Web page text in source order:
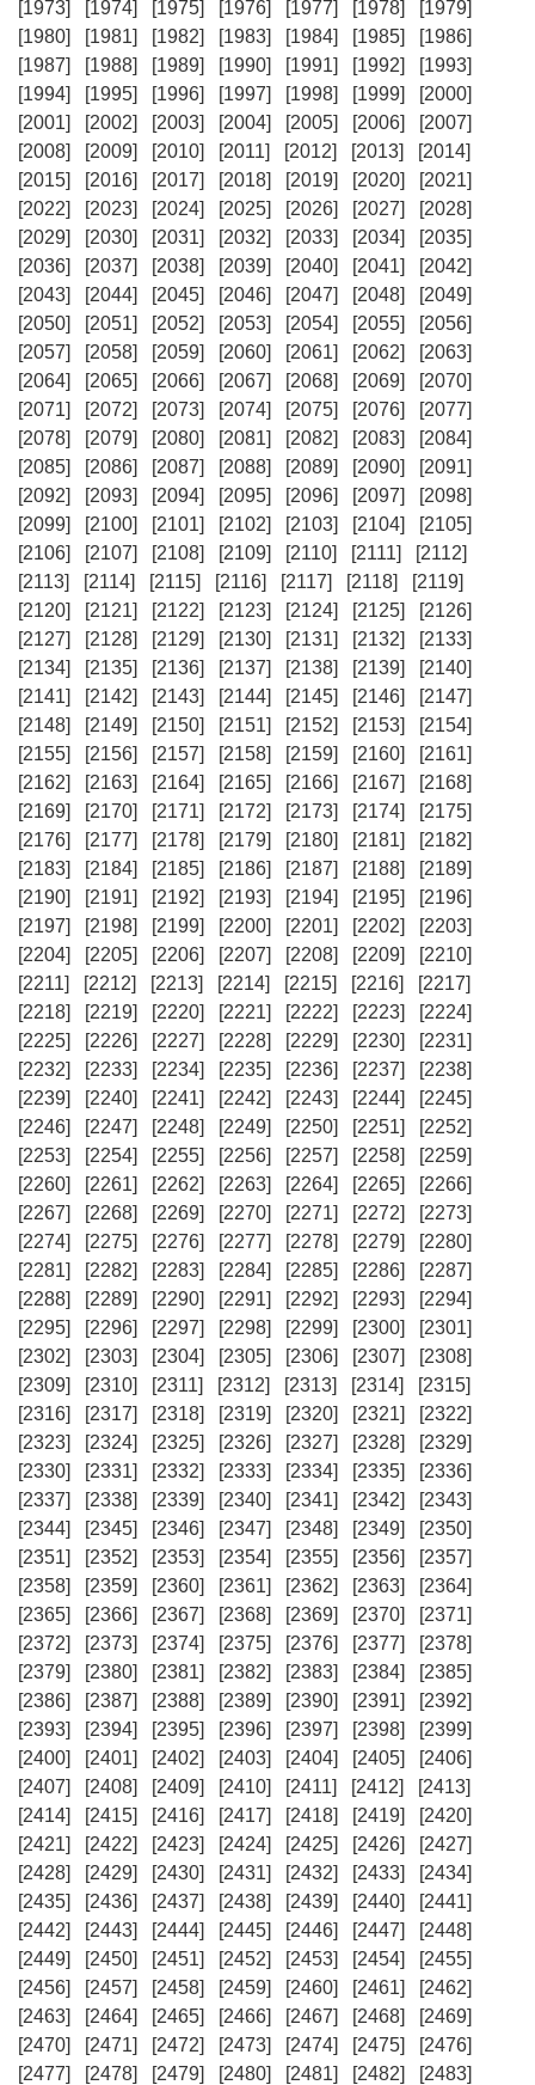
[1973] [1974] [1975] [1976] [1977] [1978]
[1979]
[1980]
[1981] [1982] [1983] [1984] [1985]
[1986]
[1987]
[1988] [1989] [1990] [1991] [1992]
[1993]
[1994]
[1995] [1996] [1997] [1998] [1999]
[2000]
[2001]
[2002] [2003] [2004] [2005] [2006]
[2007]
[2008]
[2009] [2010] [2011] [2012] [2013]
[2014]
[2015]
[2016] [2017] [2018] [2019] [2020]
[2021]
[2022]
[2023] [2024] [2025] [2026] [2027]
[2028]
[2029]
[2030] [2031] [2032] [2033] [2034]
[2035]
[2036]
[2037] [2038] [2039] [2040] [2041]
[2042]
[2043]
[2044] [2045] [2046] [2047] [2048]
[2049]
[2050]
[2051] [2052] [2053] [2054] [2055]
[2056]
[2057]
[2058] [2059] [2060] [2061] [2062]
[2063]
[2064]
[2065] [2066] [2067] [2068] [2069]
[2070]
[2071]
[2072] [2073] [2074] [2075] [2076]
[2077]
[2078]
[2079] [2080] [2081] [2082] [2083]
[2084]
[2085]
[2086] [2087] [2088] [2089] [2090]
[2091]
[2092]
[2093] [2094] [2095] [2096] [2097]
[2098]
[2099]
[2100] [2101] [2102] [2103] [2104]
[2105]
[2106]
[2107] [2108] [2109] [2110] [2111]
[2112]
[2113]
[2114] [2115] [2116] [2117] [2118]
[2119]
[2120]
[2121] [2122] [2123] [2124] [2125]
[2126]
[2127]
[2128] [2129] [2130] [2131] [2132]
[2133]
[2134]
[2135] [2136] [2137] [2138] [2139]
[2140]
[2141]
[2142] [2143] [2144] [2145] [2146]
[2147]
[2148]
[2149] [2150] [2151] [2152] [2153]
[2154]
[2155]
[2156] [2157] [2158] [2159] [2160]
[2161]
[2162]
[2163] [2164] [2165] [2166] [2167]
[2168]
[2169]
[2170] [2171] [2172] [2173] [2174]
[2175]
[2176]
[2177] [2178] [2179] [2180] [2181]
[2182]
[2183]
[2184] [2185] [2186] [2187] [2188]
[2189]
[2190]
[2191] [2192] [2193] [2194] [2195]
[2196]
[2197]
[2198] [2199] [2200] [2201] [2202]
[2203]
[2204]
[2205] [2206] [2207] [2208] [2209]
[2210]
[2211]
[2212] [2213] [2214] [2215] [2216]
[2217]
[2218]
[2219] [2220] [2221] [2222] [2223]
[2224]
[2225]
[2226] [2227] [2228] [2229] [2230]
[2231]
[2232]
[2233] [2234] [2235] [2236] [2237]
[2238]
[2239]
[2240] [2241] [2242] [2243] [2244]
[2245]
[2246]
[2247] [2248] [2249] [2250] [2251]
[2252]
[2253]
[2254] [2255] [2256] [2257] [2258]
[2259]
[2260]
[2261] [2262] [2263] [2264] [2265]
[2266]
[2267]
[2268] [2269] [2270] [2271] [2272]
[2273]
[2274]
[2275] [2276] [2277] [2278] [2279]
[2280]
[2281]
[2282] [2283] [2284] [2285] [2286]
[2287]
[2288]
[2289] [2290] [2291] [2292] [2293]
[2294]
[2295]
[2296] [2297] [2298] [2299] [2300]
[2301]
[2302]
[2303] [2304] [2305] [2306] [2307]
[2308]
[2309]
[2310] [2311] [2312] [2313] [2314]
[2315]
[2316]
[2317] [2318] [2319] [2320] [2321]
[2322]
[2323]
[2324] [2325] [2326] [2327] [2328]
[2329]
[2330]
[2331] [2332] [2333] [2334] [2335]
[2336]
[2337]
[2338] [2339] [2340] [2341] [2342]
[2343]
[2344]
[2345] [2346] [2347] [2348] [2349]
[2350]
[2351]
[2352] [2353] [2354] [2355] [2356]
[2357]
[2358]
[2359] [2360] [2361] [2362] [2363]
[2364]
[2365]
[2366] [2367] [2368] [2369] [2370]
[2371]
[2372]
[2373] [2374] [2375] [2376] [2377]
[2378]
[2379]
[2380] [2381] [2382] [2383] [2384]
[2385]
[2386]
[2387] [2388] [2389] [2390] [2391]
[2392]
[2393]
[2394] [2395] [2396] [2397] [2398]
[2399]
[2400]
[2401] [2402] [2403] [2404] [2405]
[2406]
[2407]
[2408] [2409] [2410] [2411] [2412]
[2413]
[2414]
[2415] [2416] [2417] [2418] [2419]
[2420]
[2421]
[2422] [2423] [2424] [2425] [2426]
[2427]
[2428]
[2429] [2430] [2431] [2432] [2433]
[2434]
[2435]
[2436] [2437] [2438] [2439] [2440]
[2441]
[2442]
[2443] [2444] [2445] [2446] [2447]
[2448]
[2449]
[2450] [2451] [2452] [2453] [2454]
[2455]
[2456]
[2457] [2458] [2459] [2460] [2461]
[2462]
[2463]
[2464] [2465] [2466] [2467] [2468]
[2469]
[2470]
[2471] [2472] [2473] [2474] [2475]
[2476]
[2477]
[2478] [2479] [2480] [2481] [2482]
[2483]